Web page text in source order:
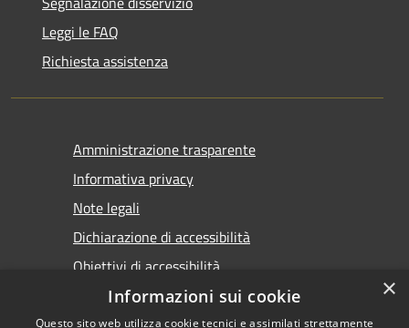
Leggi le FAQ
Richiesta assistenza
Amministrazione trasparente
Informativa privacy
Note legali
Dichiarazione di accessibilità
Obiettivi di accessibilità
×
Informazioni sui cookie
Questo sito web utilizza cookie tecnici e assimilati strettamente